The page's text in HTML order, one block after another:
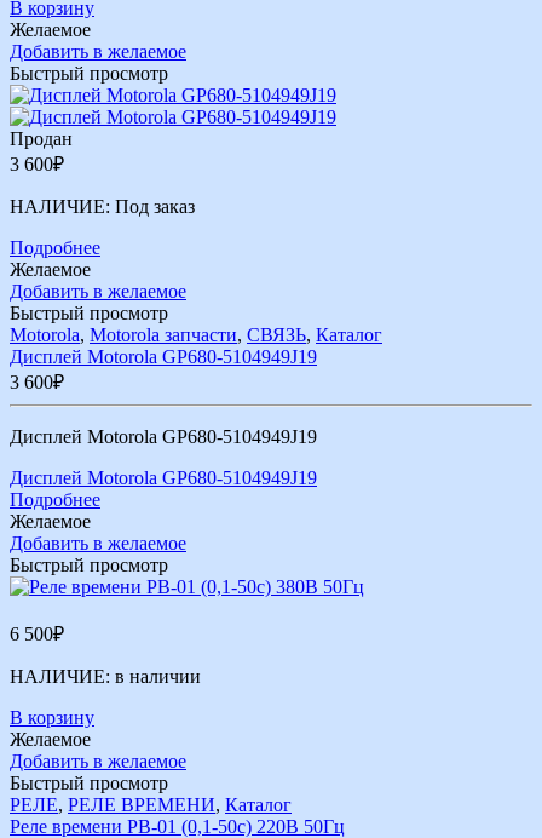
В корзину
Желаемое
Добавить в желаемое
Быстрый просмотр
Продан
3 600₽
НАЛИЧИЕ: Под заказ
Подробнее
Желаемое
Добавить в желаемое
Быстрый просмотр
Motorola, Motorola запчасти, СВЯЗЬ, Каталог
Дисплей Motorola GP680-5104949J19
3 600₽
Дисплей Motorola GP680-5104949J19
Дисплей Motorola GP680-5104949J19
Подробнее
Желаемое
Добавить в желаемое
Быстрый просмотр
6 500₽
НАЛИЧИЕ: в наличии
В корзину
Желаемое
Добавить в желаемое
Быстрый просмотр
РЕЛЕ, РЕЛЕ ВРЕМЕНИ, Каталог
Реле времени РВ-01 (0,1-50с) 220В 50Гц